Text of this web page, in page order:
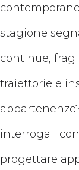
stagione
continue,
traiettorie e
interroga i
progettare